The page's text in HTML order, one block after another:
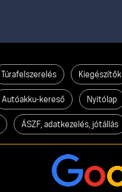
Túrafelszerelés Kiegészítők
Autóakku-kereső Nyitólap
ÁSZF, adatkezelés, jótállás